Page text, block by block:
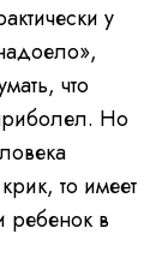
у
что
Но
то имеет
ребенок в